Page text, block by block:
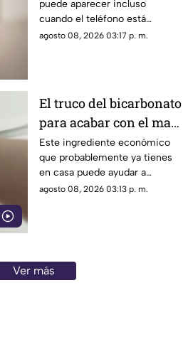
podría estar detrás
puede aparecer incluso
cuando el teléfono está
completamente quieto y no
agosto 08, 2026 03:17 p. m.
El truco del bicarbonato
para acabar con el mal
olor del refrigerador
Este ingrediente económico
que probablemente ya tienes
en casa puede ayudar a
neutralizar algunos olores
agosto 08, 2026 03:13 p. m.
Ver más